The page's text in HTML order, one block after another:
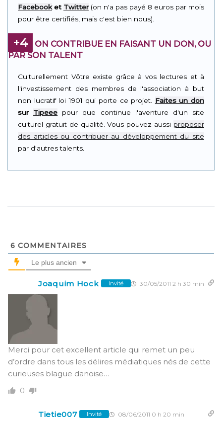
Facebooket Twitter(on n'a pas payé 8 euros par mois
pour être certifiés, mais c'est bien nous).
+4
ON CONTRIBUE EN FAISANT UN DON, OU
PAR SON TALENT
Culturellement Vôtre existe grâce à vos lectures et à
l'investissement des membres de l'association à but
non lucratif loi 1901 qui porte ce projet. Faites un don
sur Tipeee pour que continue l'aventure d'un site
culturel gratuit de qualité. Vous pouvez aussi proposer
des articles ou contribuer au développement du site
par d'autres talents.
6 COMMENTAIRES
Le plus ancien
Joaquim Hock Invité 30/05/2011 2 h 30 min
Merci pour cet excellent article qui remet un peu
d’ordre dans tous les délires médiatiques nés de cette
curieuses blague danoise…
0
Tietie007 Invité 08/06/2011 0 h 20 min